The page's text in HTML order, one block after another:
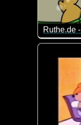
Ruthe.de
Da helfen